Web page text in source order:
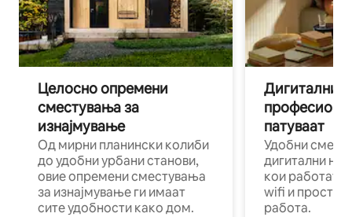
Целосно опремени
сместувања за
изнајмување
Од мирни планински колиби
до удобни урбани станови,
овие опремени сместувања
за изнајмување ги имаат
сите удобности како дом.
Дигитални
патуваат
Удобни
дигитални
кои работат
wifi и
работа.